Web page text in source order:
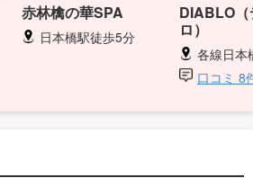
赤林檎の華SPA
日本橋駅徒歩5分
DIABLO
ロ）
各線日本橋駅・
口コミ 8